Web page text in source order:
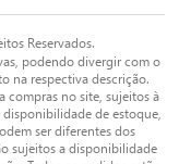
Reservados.
podendo divergir com o
na respectiva descrição.
compras no site, sujeitos à
de estoque,
ser diferentes dos
sujeitos a disponibilidade